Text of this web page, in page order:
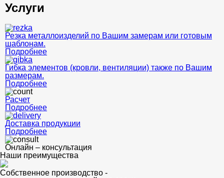
Услуги
Резка металлоизделий по Вашим замерам или готовым
шаблонам.
Подробнее
Гибка элементов (кровли, вентиляции) также по Вашим
размерам.
Подробнее
Расчет
Подробнее
Доставка продукции
Подробнее
Онлайн – консультация
Наши преимущества
Собственное производство -